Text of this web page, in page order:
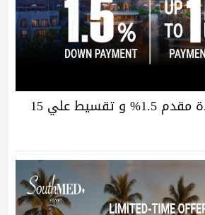
عرض لفترة محدودة مقدم 1.5% و تقسيط علي 15